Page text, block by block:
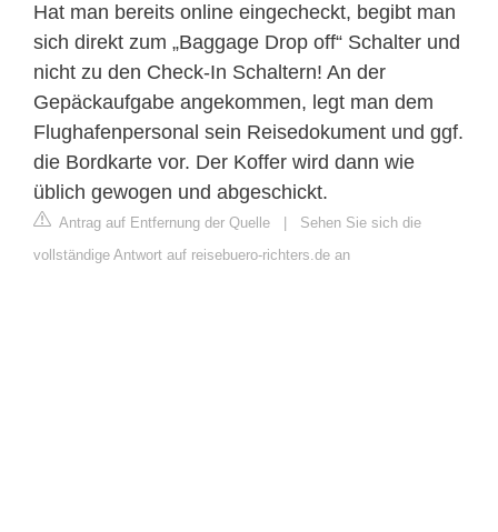
Hat man bereits online eingecheckt, begibt man
sich direkt zum „Baggage Drop off“ Schalter und
nicht zu den Check-In Schaltern! An der
Gepäckaufgabe angekommen, legt man dem
Flughafenpersonal sein Reisedokument und ggf.
die Bordkarte vor. Der Koffer wird dann wie
üblich gewogen und abgeschickt.
Antrag auf Entfernung der Quelle
Sehen Sie sich die
vollständige Antwort auf reisebuero-richters.de an